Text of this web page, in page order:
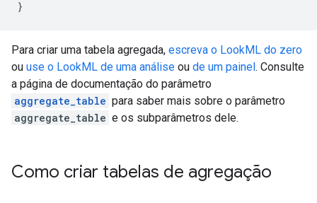
Para criar uma tabela agregada, escreva o LookML do zero
ou use o LookML de uma análise ou de um painel . Consulte
a página de documentação do parâmetro
aggregate_table para saber mais sobre o parâmetro
aggregate_table e os subparâmetros dele.
Como criar tabelas de agregação